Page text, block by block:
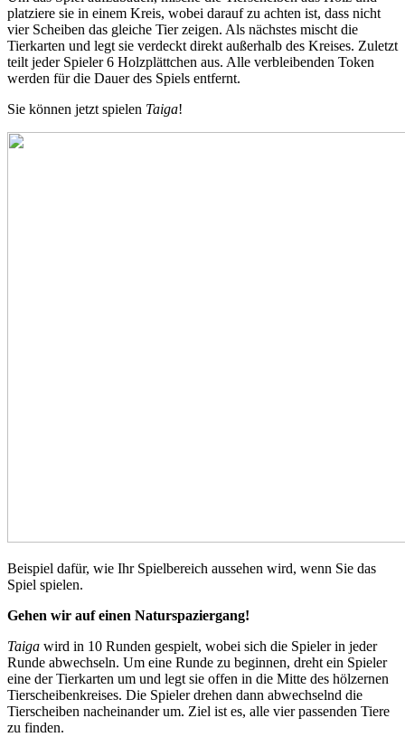
platziere sie in einem Kreis, wobei darauf zu achten ist, dass nicht
vier Scheiben das gleiche Tier zeigen. Als nächstes mischt die
Tierkarten und legt sie verdeckt direkt außerhalb des Kreises. Zuletzt
teilt jeder Spieler 6 Holzplättchen aus. Alle verbleibenden Token
werden für die Dauer des Spiels entfernt.
Sie können jetzt spielen Taiga!
Beispiel dafür, wie Ihr Spielbereich aussehen wird, wenn Sie das
Spiel spielen.
Gehen wir auf einen Naturspaziergang!
Taiga wird in 10 Runden gespielt, wobei sich die Spieler in jeder
Runde abwechseln. Um eine Runde zu beginnen, dreht ein Spieler
eine der Tierkarten um und legt sie offen in die Mitte des hölzernen
Tierscheibenkreises. Die Spieler drehen dann abwechselnd die
Tierscheiben nacheinander um. Ziel ist es, alle vier passenden Tiere
zu finden.